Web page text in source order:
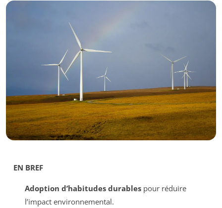
EN BREF
Adoption d’habitudes durablespour réduire
l’impact environnemental.